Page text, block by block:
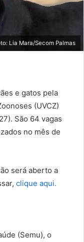
Lia Mara/Secom Palmas
e gatos pela
(UVCZ)
São 64 vagas
no mês de
será aberto a
clique aqui.
(Semu), o